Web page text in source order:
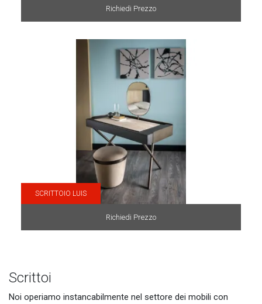
Richiedi Prezzo
SCRITTOIO LUIS
Richiedi Prezzo
Scrittoi
Noi operiamo instancabilmente nel settore dei mobili con